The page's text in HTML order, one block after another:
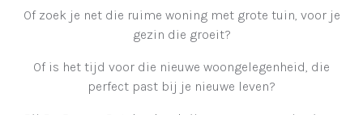
Of zoek je net die ruime woning met grote tuin, voor je
gezin die groeit?
Of is het tijd voor die nieuwe woongelegenheid, die
perfect past bij je nieuwe leven?